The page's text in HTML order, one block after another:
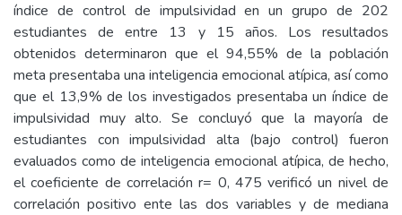
índice de control de impulsividad en un grupo de 202
estudiantes de entre 13 y 15 años. Los resultados
obtenidos determinaron que el 94,55% de la población
meta presentaba una inteligencia emocional atípica, así como
que el 13,9% de los investigados presentaba un índice de
impulsividad muy alto. Se concluyó que la mayoría de
estudiantes con impulsividad alta (bajo control) fueron
evaluados como de inteligencia emocional atípica, de hecho,
el coeficiente de correlación r= 0, 475 verificó un nivel de
correlación positivo ente las dos variables y de mediana